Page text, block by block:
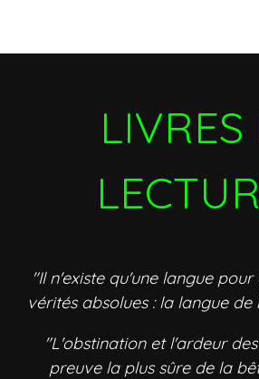
LIVRES
"Il n'existe qu'une langue
vérités absolues : la langue de
"L'obstination et l'ardeur
preuve la plus sûre de la